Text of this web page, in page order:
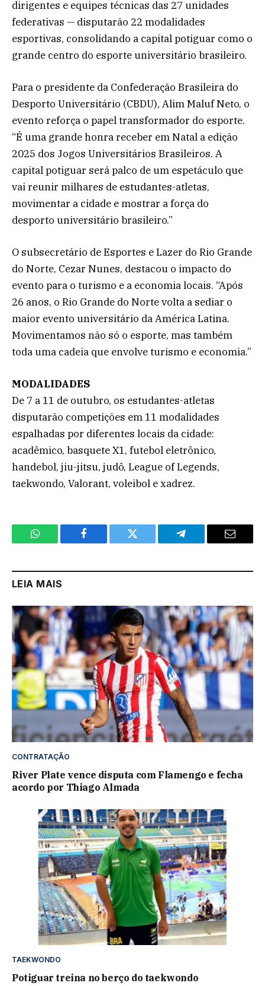
dirigentes e equipes técnicas das 27 unidades
federativas — disputarão 22 modalidades
esportivas, consolidando a capital potiguar como o
grande centro do esporte universitário brasileiro.
Para o presidente da Confederação Brasileira do
Desporto Universitário (CBDU), Alim Maluf Neto, o
evento reforça o papel transformador do esporte.
“É uma grande honra receber em Natal a edição
2025 dos Jogos Universitários Brasileiros. A
capital potiguar será palco de um espetáculo que
vai reunir milhares de estudantes-atletas,
movimentar a cidade e mostrar a força do
desporto universitário brasileiro.”
O subsecretário de Esportes e Lazer do Rio Grande
do Norte, Cezar Nunes, destacou o impacto do
evento para o turismo e a economia locais. “Após
26 anos, o Rio Grande do Norte volta a sediar o
maior evento universitário da América Latina.
Movimentamos não só o esporte, mas também
toda uma cadeia que envolve turismo e economia.”
MODALIDADES
De 7 a 11 de outubro, os estudantes-atletas
disputarão competições em 11 modalidades
espalhadas por diferentes locais da cidade:
acadêmico, basquete X1, futebol eletrônico,
handebol, jiu-jitsu, judô, League of Legends,
taekwondo, Valorant, voleibol e xadrez.
WhatsApp Facebook Twitter Telegram Email
LEIA MAIS
CONTRATAÇÃO
River Plate vence disputa com Flamengo e fecha
acordo por Thiago Almada
TAEKWONDO
Potiguar treina no berço do taekwondo